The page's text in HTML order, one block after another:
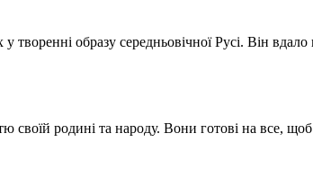
образу середньовічної Русі. Він
своїй родині та народу. Вони готові на все,